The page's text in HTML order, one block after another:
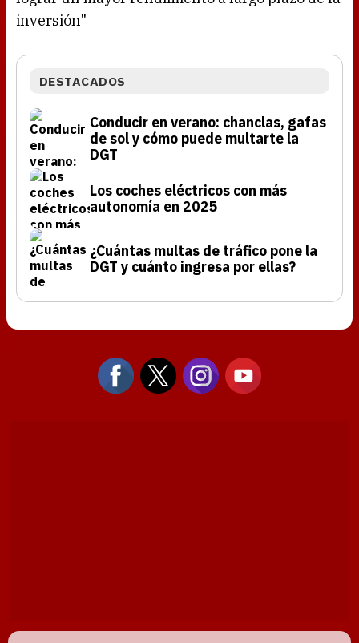
inversión"
DESTACADOS
Conducir en verano: chanclas, gafas
de sol y cómo puede multarte la
DGT
Los coches eléctricos con más
autonomía en 2025
¿Cuántas multas de tráfico pone la
DGT y cuánto ingresa por ellas?